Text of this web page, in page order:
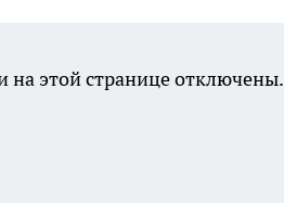
на этой странице отключены.